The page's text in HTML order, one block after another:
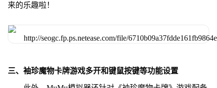
来的乐趣啦！
三、袖珍魔物卡牌游戏多开和键鼠按键等功能设置